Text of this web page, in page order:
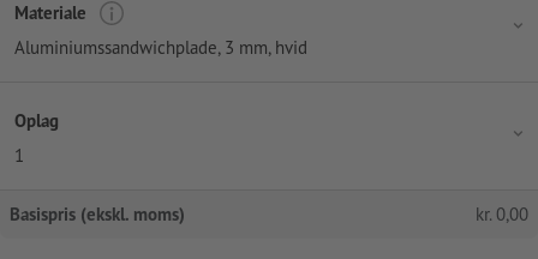
Materiale
Aluminiumssandwichplade, 3 mm, hvid
Oplag
1
Basispris (ekskl. moms) kr. 0,00